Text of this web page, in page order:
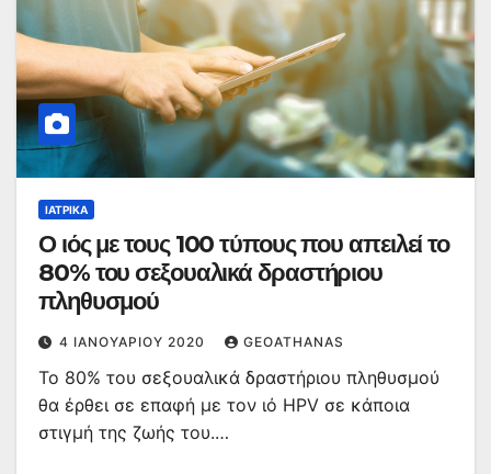
ΙΑΤΡΙΚΆ
Ο ιός με τους 100 τύπους που απειλεί το
80% του σεξουαλικά δραστήριου
πληθυσμού
4 ΙΑΝΟΥΑΡΊΟΥ 2020 GEOATHANAS
Το 80% του σεξουαλικά δραστήριου πληθυσμού
θα έρθει σε επαφή με τον ιό HPV σε κάποια
στιγμή της ζωής του.…